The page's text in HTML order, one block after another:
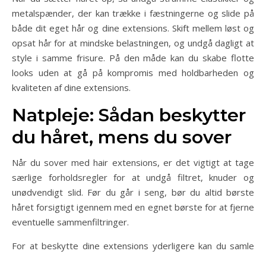
metalspænder, der kan trække i fæstningerne og slide på
både dit eget hår og dine extensions. Skift mellem løst og
opsat hår for at mindske belastningen, og undgå dagligt at
style i samme frisure. På den måde kan du skabe flotte
looks uden at gå på kompromis med holdbarheden og
kvaliteten af dine extensions.
Natpleje: Sådan beskytter
du håret, mens du sover
Når du sover med hair extensions, er det vigtigt at tage
særlige forholdsregler for at undgå filtret, knuder og
unødvendigt slid. Før du går i seng, bør du altid børste
håret forsigtigt igennem med en egnet børste for at fjerne
eventuelle sammenfiltringer.
For at beskytte dine extensions yderligere kan du samle